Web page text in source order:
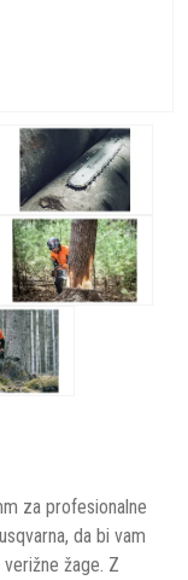
za profesionalne
da bi vam
žage. Z